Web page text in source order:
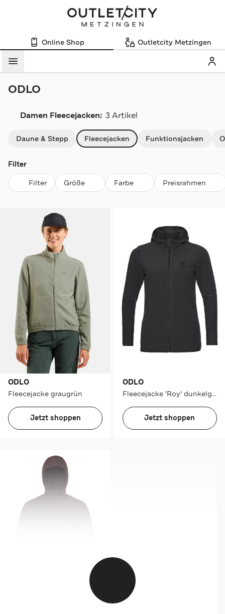
Online Shop Outletcity Metzingen
Menü
ODLO
Damen Fleecejacken: 3 Artikel
Daune & Stepp Fleecejacken Funktionsjacken
Filter
Filter Größe Farbe Preisrahmen
ODLO
Fleecejacke graugrün
Jetzt shoppen
ODLO
Fleecejacke 'Roy' dunkelgrau
Jetzt shoppen